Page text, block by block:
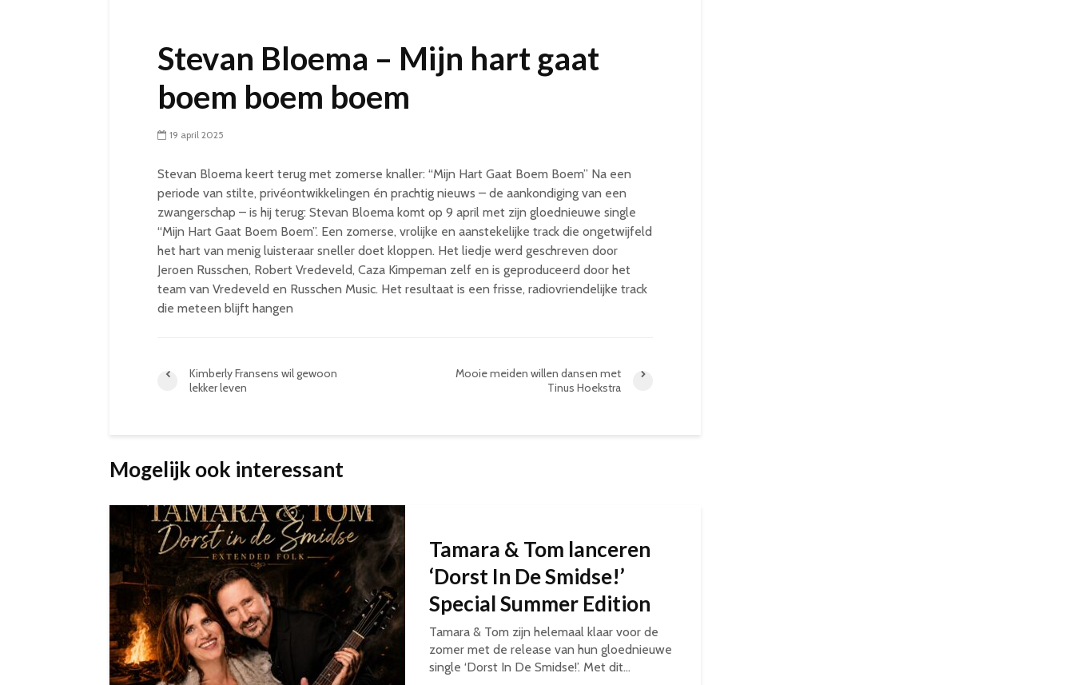
Stevan Bloema – Mijn hart gaat
boem boem boem
19 april 2025
Stevan Bloema keert terug met zomerse knaller: “Mijn Hart Gaat Boem Boem” Na een
periode van stilte, privéontwikkelingen én prachtig nieuws – de aankondiging van een
zwangerschap – is hij terug: Stevan Bloema komt op 9 april met zijn gloednieuwe single
“Mijn Hart Gaat Boem Boem”. Een zomerse, vrolijke en aanstekelijke track die ongetwijfeld
het hart van menig luisteraar sneller doet kloppen. Het liedje werd geschreven door
Jeroen Russchen, Robert Vredeveld, Caza Kimpeman zelf en is geproduceerd door het
team van Vredeveld en Russchen Music. Het resultaat is een frisse, radiovriendelijke track
die meteen blijft hangen
Kimberly Fransens wil gewoon
lekker leven
Mooie meiden willen dansen met
Tinus Hoekstra
Mogelijk ook interessant
Tamara & Tom lanceren
‘Dorst In De Smidse!’
Special Summer Edition
Tamara & Tom zijn helemaal klaar voor de
zomer met de release van hun gloednieuwe
single ‘Dorst In De Smidse!’. Met dit...